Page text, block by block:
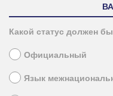
Какой статус должен
Официальный
Язык